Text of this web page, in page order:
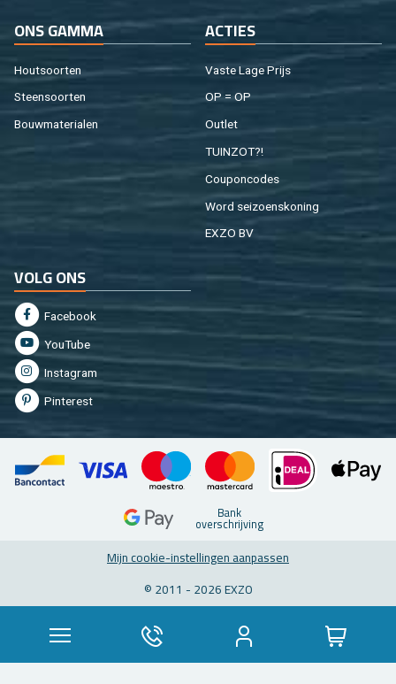
ONS GAMMA
Hout­soor­ten
Steen­soor­ten
Bouw­ma­te­ri­a­len
AC­TIES
Vaste Lage Prijs
OP = OP
Out­let
TUIN­ZOT?!
Cou­pon­co­des
Word sei­zoens­ko­ning
EXZO BV
VOLG ONS
Fa­cebook
You­Tu­be
In­st­agram
Pin­te­rest
Bank
over­schrij­ving
Mijn coo­kie-in­stel­lin­gen aan­pas­sen
© 2011 - 2026 EXZO